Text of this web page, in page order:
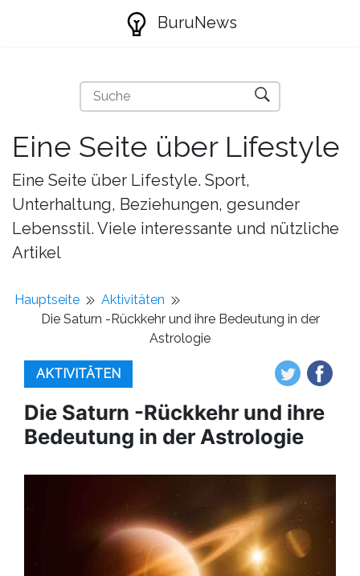
BuruNews
Eine Seite über Lifestyle
Eine Seite über Lifestyle. Sport,
Unterhaltung, Beziehungen, gesunder
Lebensstil. Viele interessante und nützliche
Artikel
Hauptseite
Aktivitäten
Die Saturn -Rückkehr und ihre Bedeutung in der
Astrologie
AKTIVITÄTEN
Die Saturn -Rückkehr und ihre
Bedeutung in der Astrologie